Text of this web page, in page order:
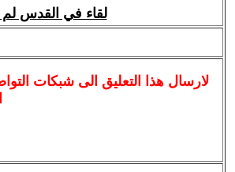
لقاء في القدس
لارسالهذا التعليق الى شبكات